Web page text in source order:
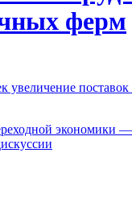
ферм
увеличение
экономики